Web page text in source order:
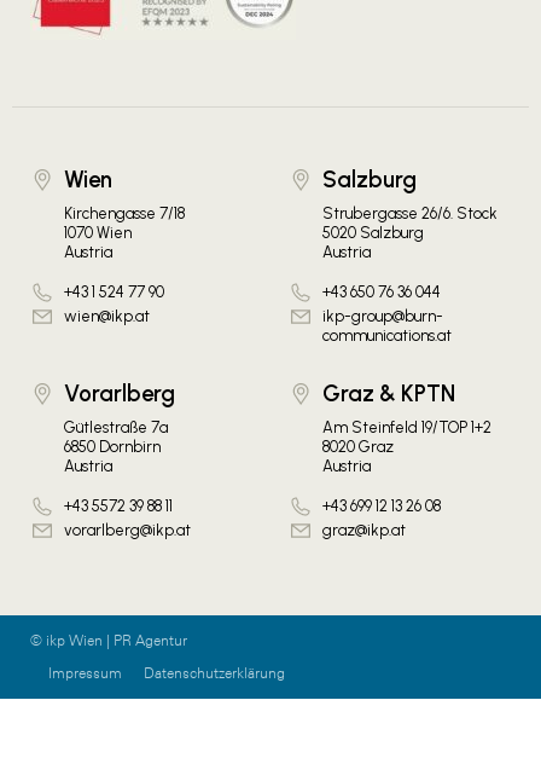
Wien
Kirchengasse 7/18
1070 Wien
Austria
+43 1 524 77 90
wien@ikp.at
Salzburg
Strubergasse 26/6. Stock
5020 Salzburg
Austria
+43 650 76 36 044
ikp-group@burn-
communications.at
Vorarlberg
Gütlestraße 7a
6850 Dornbirn
Austria
+43 5572 39 88 11
vorarlberg@ikp.at
Graz & KPTN
Am Steinfeld 19/TOP 1+2
8020 Graz
Austria
+43 699 12 13 26 08
graz@ikp.at
© ikp Wien | PR Agentur
Impressum
Datenschutzerklärung